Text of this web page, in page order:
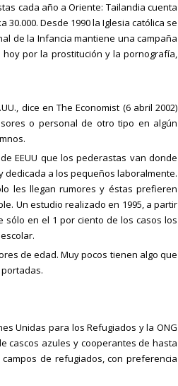
cada año a Oriente: Tailandia cuenta
30.000. Desde 1990 la Iglesia católica se
de la Infancia mantiene una campaña
por la prostitución y la pornografía,
dice en The Economist (6 abril 2002)
o personal de otro tipo en algún
EEUU que los pederastas van donde
dedicada a los pequeños laboralmente.
les llegan rumores y éstas prefieren
Un estudio realizado en 1995, a partir
en el 1 por ciento de los casos los
de edad. Muy pocos tienen algo que
Unidas para los Refugiados y la ONG
cascos azules y cooperantes de hasta
de refugiados, con preferencia